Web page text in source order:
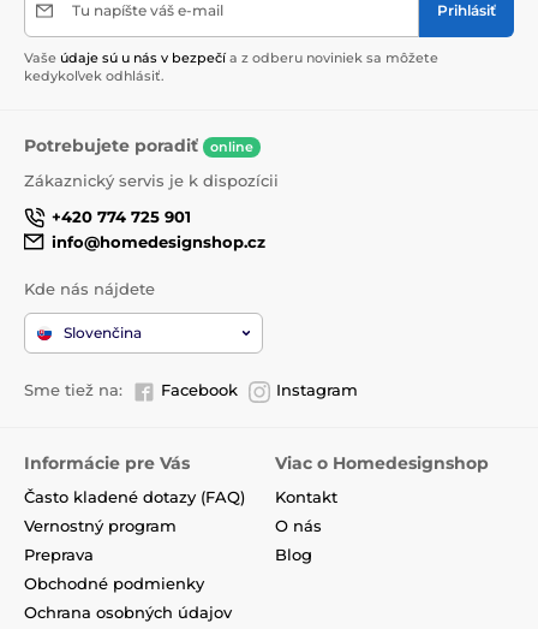
Tu napíšte váš e-mail Prihlásiť
Vaše údaje sú u nás v bezpečí a z odberu noviniek sa môžete
kedykoľvek odhlásiť.
Potrebujete poradiť online
Zákaznický servis je k dispozícii
+420 774 725 901
info@homedesignshop.cz
Kde nás nájdete
Slovenčina
Sme tiež na: Facebook Instagram
Informácie pre Vás
Často kladené dotazy (FAQ)
Vernostný program
Preprava
Obchodné podmienky
Ochrana osobných údajov
Viac o Homedesignshop
Kontakt
O nás
Blog